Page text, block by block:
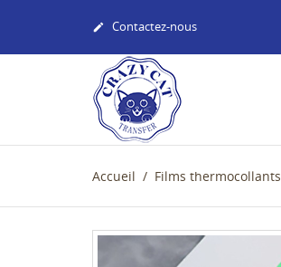
 Contactez-nous
Accueil Films thermocollants